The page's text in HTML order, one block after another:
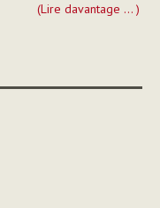
(Lire davantage ... )